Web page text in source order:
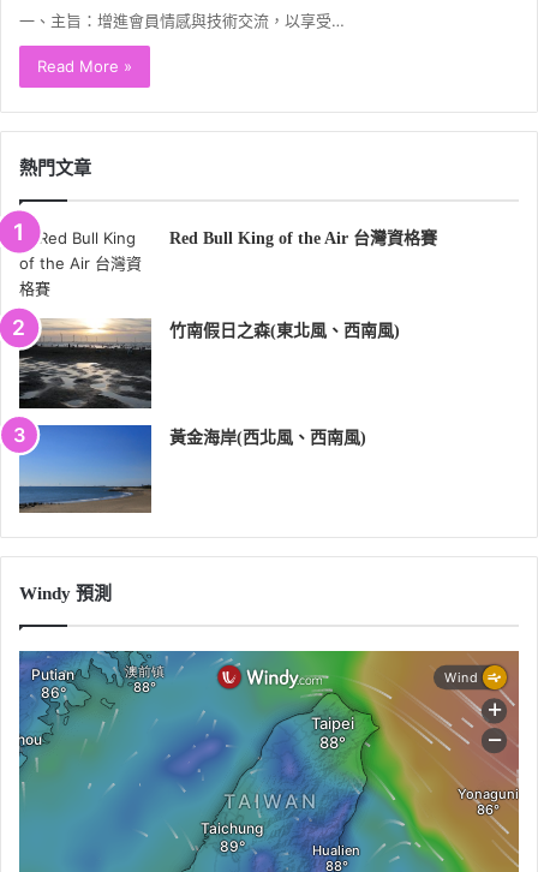
一、主旨：增進會員情感與技術交流，以享受…
Read More »
熱門文章
Red Bull King of the Air 台灣資格賽
竹南假日之森(東北風、西南風)
黃金海岸(西北風、西南風)
Windy 預測